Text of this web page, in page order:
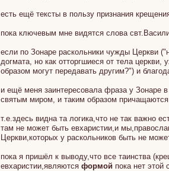
есть ещё тексты в пользу признания
пока ключевым мне видятся слова
если по Зонаре раскольники чужды Церкви
догмата, но как отторгшиеся от тела
образом могут передавать другим?") и
и ещё меня заинтересовала фраза у Зонаре
святым миром, и таким образом
т.е.здесь видна та логика,что не так важно
там не может быть евхаристии,и
Церкви,которых у раскольников быть не
пока я пришёл к выводу,что все таинства
евхаристии,являются формой пока нет этой